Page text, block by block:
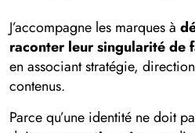
J’accompagne les marques à
raconter leur singularité de
en associant stratégie,
contenus.
Parce qu’une identité ne doit